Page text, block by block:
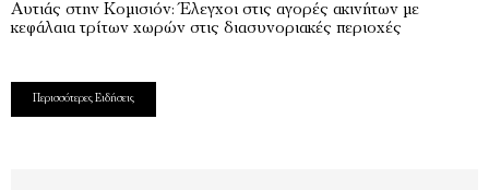
Αυτιάς στην Κομισιόν: Έλεγχοι στις αγορές ακινήτων με
κεφάλαια τρίτων χωρών στις διασυνοριακές περιοχές
Περισσότερες Ειδήσεις